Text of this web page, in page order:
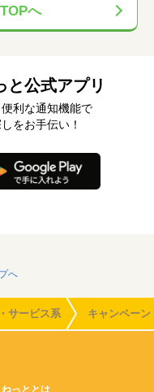
へ
と公式アプリ
利な通知機能で
をお手伝い！
へ
サービス系 キャンペー